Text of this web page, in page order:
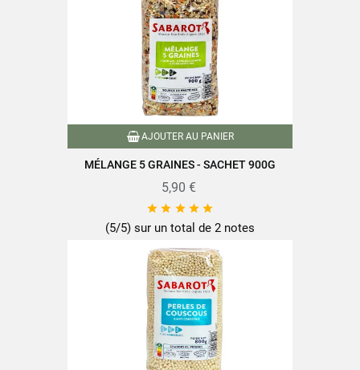
Temps de cuisson 10 minutes ou moins
Nutriscore A
Conditionné en France
Référence PF03182
Références spécifiques
AJOUTER AU PANIER
MÉLANGE 5 GRAINES - SACHET 900G
5,90 €
    
(5/5) sur un total de 2 notes